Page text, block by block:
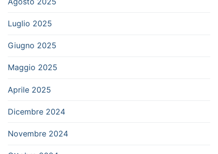
Luglio 2025
Giugno 2025
Maggio 2025
Aprile 2025
Dicembre 2024
Novembre 2024